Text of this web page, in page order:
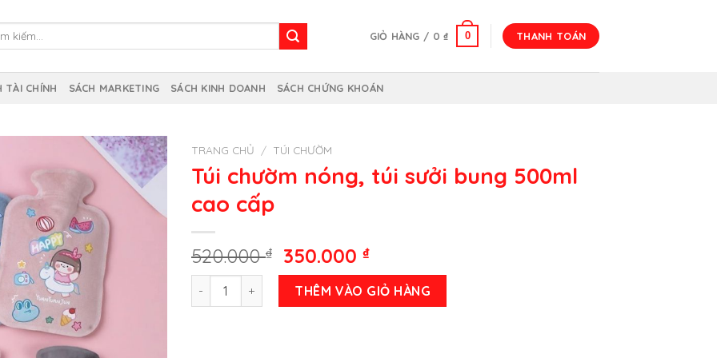
GIỎ HÀNG / 0₫ 0 THANH TOÁN
TÀI CHÍNH SÁCH MARKETING SÁCH KINH DOANH SÁCH CHỨNG KHOÁN
TRANG CHỦ / TÚI CHƯỜM
Túi chườm nóng, túi sưởi bung 500ml
cao cấp
520.000₫
Giá
gốc
là:
520.000 ₫.
350.000₫Giá
hiện
tại
là:
Túi chườm nóng, túi sưởi bung 500ml cao cấp số lượng
THÊM VÀO GIỎ HÀNG